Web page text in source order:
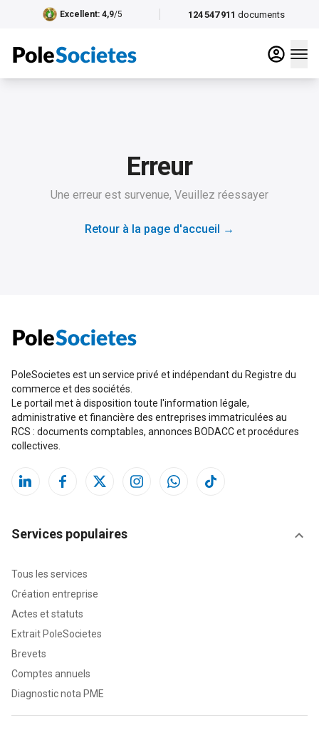
124 547 911 documents
Excellent: 4,9/5
Erreur
Une erreur est survenue, Veuillez réessayer
Retour à la page d'accueil →
PoleSocietes est un service privé et indépendant du Registre du
commerce et des sociétés.
Le portail met à disposition toute l'information légale,
administrative et financière des entreprises immatriculées au
RCS : documents comptables, annonces BODACC et procédures
collectives.
Services populaires
Tous les services
Création entreprise
Actes et statuts
Extrait PoleSocietes
Brevets
Comptes annuels
Diagnostic nota PME